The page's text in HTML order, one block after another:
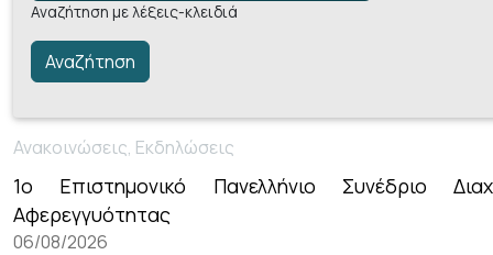
Αναζήτηση με λέξεις-κλειδιά
Ανακοινώσεις, Εκδηλώσεις
1ο Επιστημονικό Πανελλήνιο Συνέδριο
Αφερεγγυότητας
06/08/2026